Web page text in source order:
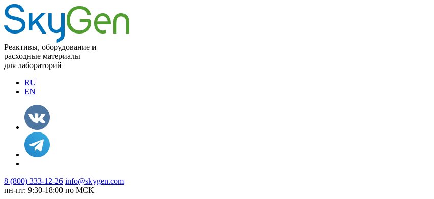
Реактивы, оборудование и
расходные материалы
для лабораторий
RU
EN
8 (800) 333-12-26 info@skygen.com
пн-пт: 9:30-18:00 по МСК